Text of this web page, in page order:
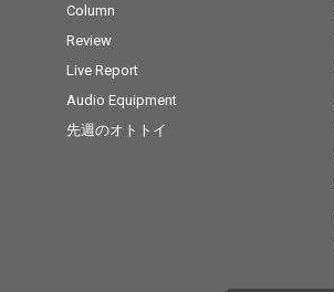
Column
Review
Live Report
Audio Equipment
先週のオトトイ